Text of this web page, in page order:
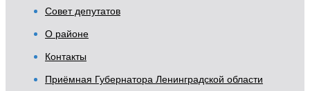
Совет депутатов
О районе
Контакты
Приёмная Губернатора Ленинградской области